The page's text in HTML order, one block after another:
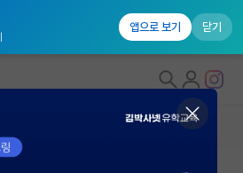
앱으로 보기 닫기